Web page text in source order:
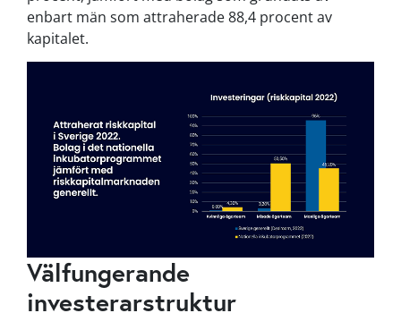
enbart män som attraherade 88,4 procent av
kapitalet.
Välfungerande
investerarstruktur